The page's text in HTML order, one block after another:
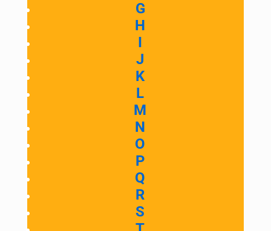
G
H
I
J
K
L
M
N
O
P
Q
R
S